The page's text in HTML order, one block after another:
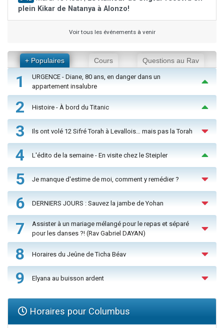
plein Kikar de Natanya à Alonzo!
Voir tous les événements à venir
+ Populaires Cours Questions au Rav
1
URGENCE - Diane, 80 ans, en danger dans un
appartement insalubre
2 Histoire - À bord du Titanic
3 Ils ont volé 12 Sifré Torah à Levallois… mais pas la Torah
4 L'édito de la semaine - En visite chez le Steipler
5 Je manque d'estime de moi, comment y remédier ?
6 DERNIERS JOURS : Sauvez la jambe de Yohan
7
Assister à un mariage mélangé pour le repas et séparé
pour les danses ?! (Rav Gabriel DAYAN)
8 Horaires du Jeûne de Ticha Béav
9 Elyana au buisson ardent
Horaires pour Columbus